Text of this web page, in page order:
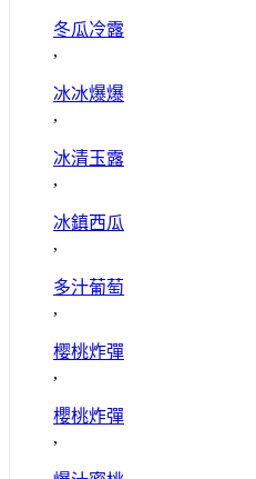
冬瓜冷露
,
冰冰爆爆
,
冰清玉露
,
冰鎮西瓜
,
多汁葡萄
,
樱桃炸彈
,
櫻桃炸彈
,